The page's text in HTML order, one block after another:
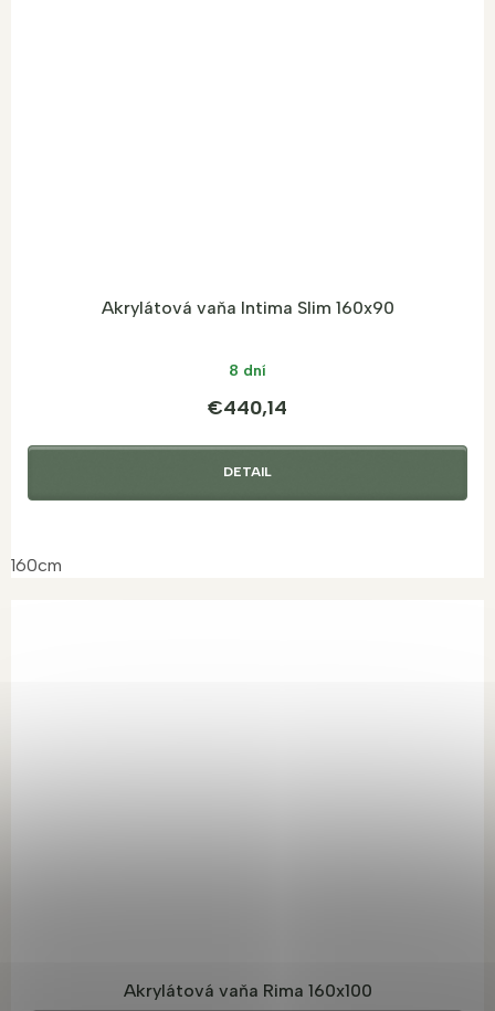
Akrylátová vaňa Intima Slim 160x90
8 dní
€440,14
DETAIL
160cm
Akrylátová vaňa Rima 160x100